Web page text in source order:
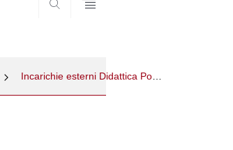
Incarichie esterni Didattica Post lauream